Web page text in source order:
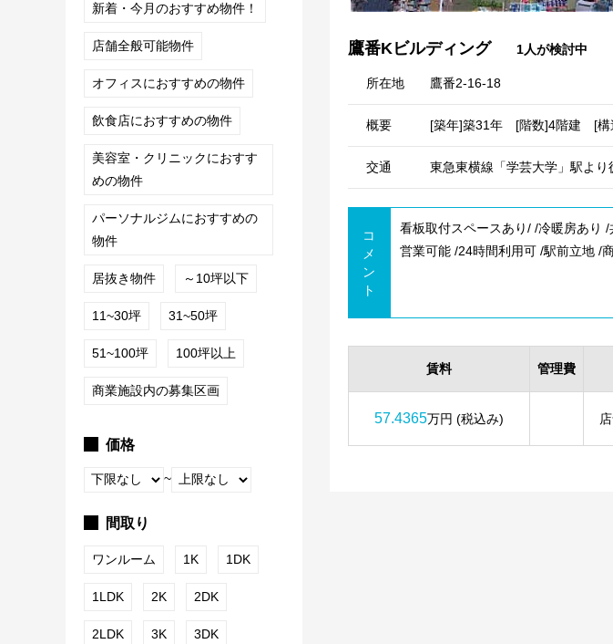
新着・今月のおすすめ物件！
店舗全般可能物件
オフィスにおすすめの物件
飲食店におすすめの物件
美容室・クリニックにおすす
めの物件
パーソナルジムにおすすめの
物件
居抜き物件 ～10坪以下
11~30坪 31~50坪
51~100坪 100坪以上
商業施設内の募集区画
価格
~
間取り
ワンルーム 1K 1DK
1LDK 2K 2DK
2LDK 3K 3DK
鷹番Kビルディング 1人が検討中
所在地 鷹番2-16-18
概要 [築年]築31年 [階数]4階建 [構
交通 東急東横線「学芸大学」駅より
コ
メ
ン
ト
看板取付スペースあり/ /冷暖房あり
営業可能 /24時間利用可 /駅前立地 /
賃料 管理費
57.4365万円 (税込み)